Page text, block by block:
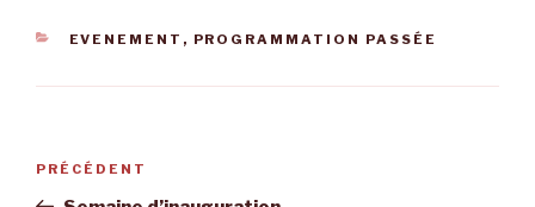
CATÉGORIES
EVENEMENT , PROGRAMMATION PASSÉE
Navigation
Article
précédent
PRÉCÉDENT